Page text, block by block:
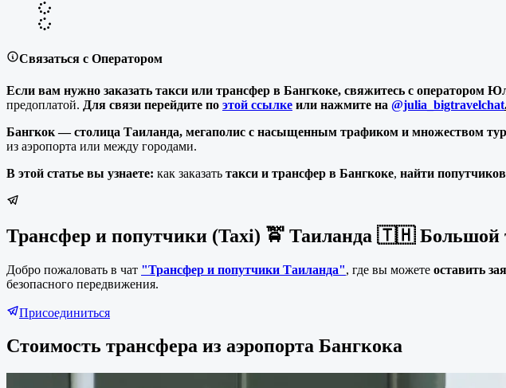
Связаться с Оператором
Если вам нужно заказать такси или трансфер в Бангкоке, свяжитесь с оператором
предоплатой. Для связи перейдите по этой ссылке или нажмите на @julia_bigtravelchat
Бангкок — столица Таиланда, мегаполис с насыщенным трафиком и множеством
из аэропорта или между городами.
В этой статье вы узнаете: как заказать такси и трансфер в Бангкоке, найти попутчиков
Трансфер и попутчики (Taxi) 🚖 Таиланда 🇹🇭 Большой
Добро пожаловать в чат "Трансфер и попутчики Таиланда", где вы можете оставить
безопасного передвижения.
Присоединиться
Стоимость трансфера из аэропорта Бангкока